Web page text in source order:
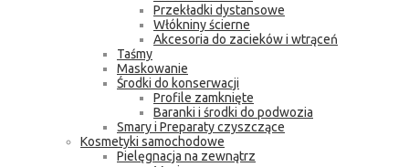
Przekładki dystansowe
Włókniny ścierne
Akcesoria do zacieków i wtrąceń
Taśmy
Maskowanie
Środki do konserwacji
Profile zamknięte
Baranki i środki do podwozia
Smary i Preparaty czyszczące
Kosmetyki samochodowe
Pielęgnacja na zewnątrz